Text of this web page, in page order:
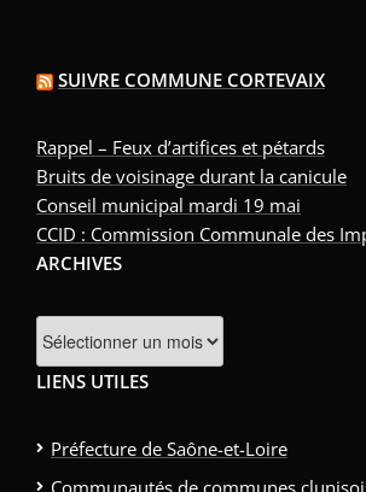
SUIVRE COMMUNE CORTEVAIX
Rappel – Feux d’artifices et pétards
Bruits de voisinage durant la canicule
Conseil municipal mardi 19 mai
CCID : Commission Communale des
ARCHIVES
LIENS UTILES
Préfecture de Saône-et-Loire
Communautés de communes